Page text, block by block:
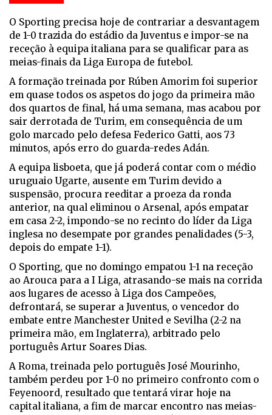
O Sporting precisa hoje de contrariar a desvantagem
de 1-0 trazida do estádio da Juventus e impor-se na
receção à equipa italiana para se qualificar para as
meias-finais da Liga Europa de futebol.
A formação treinada por Rúben Amorim foi superior
em quase todos os aspetos do jogo da primeira mão
dos quartos de final, há uma semana, mas acabou por
sair derrotada de Turim, em consequência de um
golo marcado pelo defesa Federico Gatti, aos 73
minutos, após erro do guarda-redes Adán.
A equipa lisboeta, que já poderá contar com o médio
uruguaio Ugarte, ausente em Turim devido a
suspensão, procura reeditar a proeza da ronda
anterior, na qual eliminou o Arsenal, após empatar
em casa 2-2, impondo-se no recinto do líder da Liga
inglesa no desempate por grandes penalidades (5-3,
depois do empate 1-1).
O Sporting, que no domingo empatou 1-1 na receção
ao Arouca para a I Liga, atrasando-se mais na corrida
aos lugares de acesso à Liga dos Campeões,
defrontará, se superar a Juventus, o vencedor do
embate entre Manchester United e Sevilha (2-2 na
primeira mão, em Inglaterra), arbitrado pelo
português Artur Soares Dias.
A Roma, treinada pelo português José Mourinho,
também perdeu por 1-0 no primeiro confronto com o
Feyenoord, resultado que tentará virar hoje na
capital italiana, a fim de marcar encontro nas meias-